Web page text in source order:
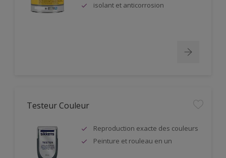
isolant et anticorrosion
Testeur Couleur
Reproduction exacte des couleurs
Peinture et rouleau en un